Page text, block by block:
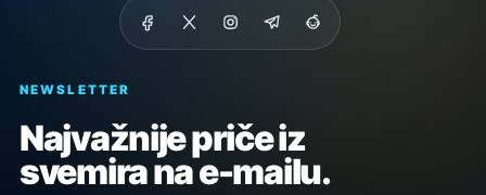
NEWSLETTER
Najvažnije priče iz
svemira na e-mailu.